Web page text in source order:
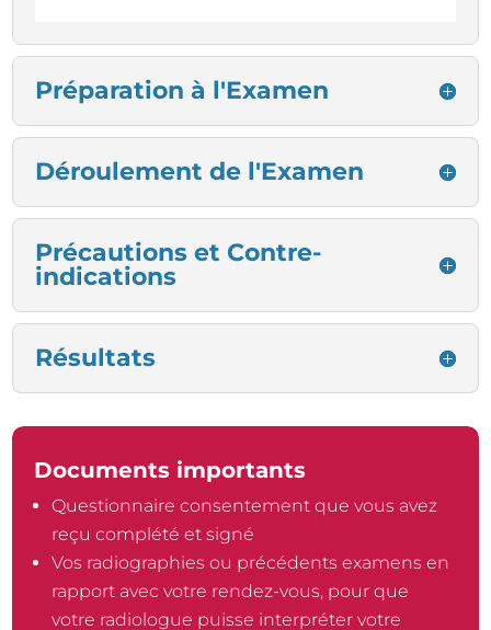
Préparation à l'Examen
Déroulement de l'Examen
Précautions et Contre-
indications
Résultats
Documents importants
Questionnaire consentement que vous avez
reçu complété et signé
Vos radiographies ou précédents examens en
rapport avec votre rendez-vous, pour que
votre radiologue puisse interpréter votre